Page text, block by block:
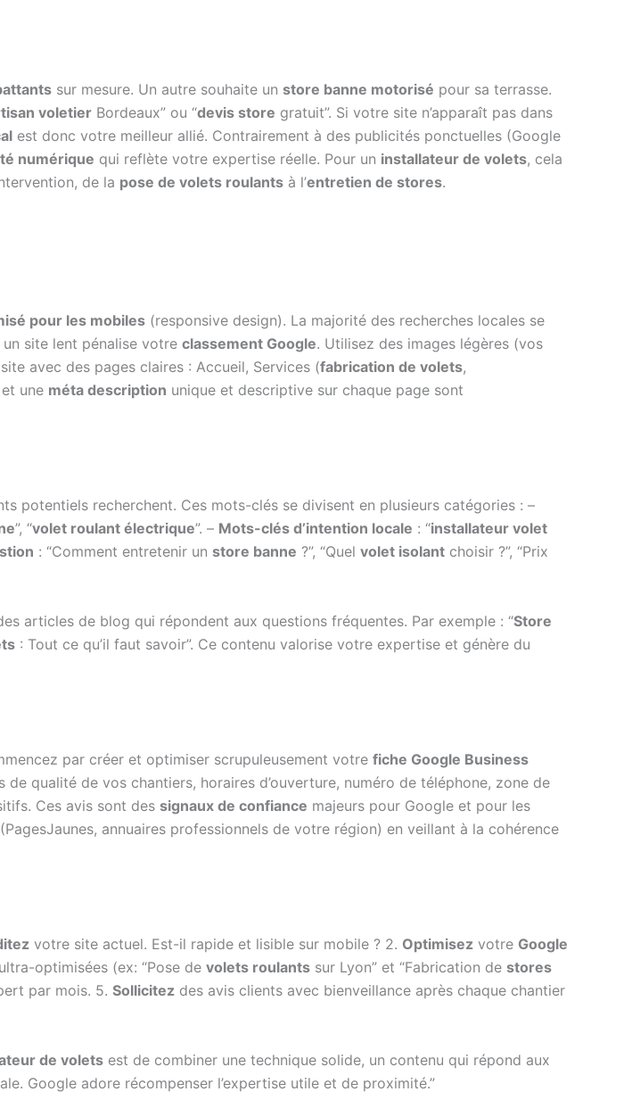
sur mesure. Un autre souhaite un store banne motorisé pour sa terrasse.
voletier Bordeaux” ou “devis store gratuit”. Si votre site n’apparaît pas dans
est donc votre meilleur allié. Contrairement à des publicités ponctuelles (Google
numérique qui reflète votre expertise réelle. Pour un installateur de volets, cela
de la pose de volets roulants à l’entretien de stores.
pour les mobiles (responsive design). La majorité des recherches locales se
site lent pénalise votre classement Google. Utilisez des images légères (vos
avec des pages claires : Accueil, Services (fabrication de volets,
et une méta description unique et descriptive sur chaque page sont
potentiels recherchent. Ces mots-clés se divisent en plusieurs catégories : –
”, “volet roulant électrique”. – Mots-clés d’intention locale : “installateur volet
: “Comment entretenir un store banne ?”, “Quel volet isolant choisir ?”, “Prix
articles de blog qui répondent aux questions fréquentes. Par exemple : “Store
: Tout ce qu’il faut savoir”. Ce contenu valorise votre expertise et génère du
par créer et optimiser scrupuleusement votre fiche Google Business
qualité de vos chantiers, horaires d’ouverture, numéro de téléphone, zone de
Ces avis sont des signaux de confiance majeurs pour Google et pour les
annuaires professionnels de votre région) en veillant à la cohérence
votre site actuel. Est-il rapide et lisible sur mobile ? 2. Optimisez votre Google
optimisées (ex: “Pose de volets roulants sur Lyon” et “Fabrication de stores
par mois. 5. Sollicitez des avis clients avec bienveillance après chaque chantier
de volets est de combiner une technique solide, un contenu qui répond aux
Google adore récompenser l’expertise utile et de proximité.”